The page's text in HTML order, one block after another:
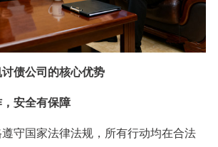
债公司的核心优势
安全有保障
国家法律法规，所有行动均在合法